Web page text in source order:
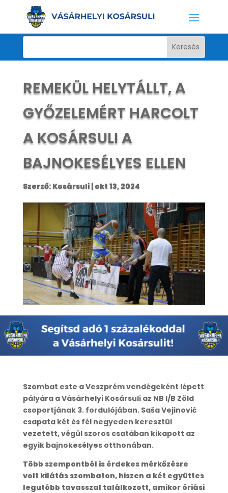
REMEKÜL HELYTÁLLT, A
GYŐZELEMÉRT HARCOLT
A KOSÁRSULI A
BAJNOKESÉLYES ELLEN
Szerző: Kosársuli| okt 13, 2024
Szombat este a Veszprém vendégeként lépett
pályára a Vásárhelyi Kosársuli az NB I/B Zöld
csoportjának 3. fordulójában. Saša Vejinović
csapata két és fél negyeden keresztül
vezetett, végül szoros csatában kikapott az
egyik bajnokesélyes otthonában.
Több szempontból is érdekes mérkőzésre
volt kilátás szombaton, hiszen a két együttes
legutóbb tavasszal találkozott, amikor óriási